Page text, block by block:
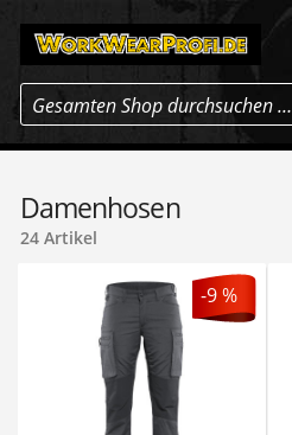
Gesamten Shop durchsuchen …
Damenhosen
24 Artikel
-9 %